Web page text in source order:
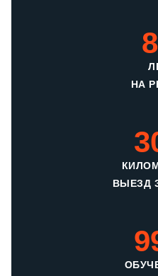
НА
ВЫЕЗД